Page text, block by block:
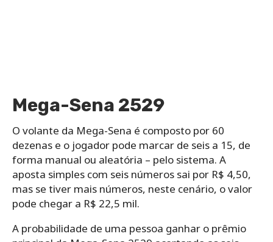
Mega-Sena 2529
O volante da Mega-Sena é composto por 60
dezenas e o jogador pode marcar de seis a 15, de
forma manual ou aleatória – pelo sistema. A
aposta simples com seis números sai por R$ 4,50,
mas se tiver mais números, neste cenário, o valor
pode chegar a R$ 22,5 mil.
A probabilidade de uma pessoa ganhar o prêmio